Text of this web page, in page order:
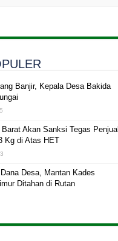
Banjir, Kepala Desa Bakida
Akan Sanksi Tegas Penjual
Kg di Atas HET
Desa, Mantan Kades
Ditahan di Rutan